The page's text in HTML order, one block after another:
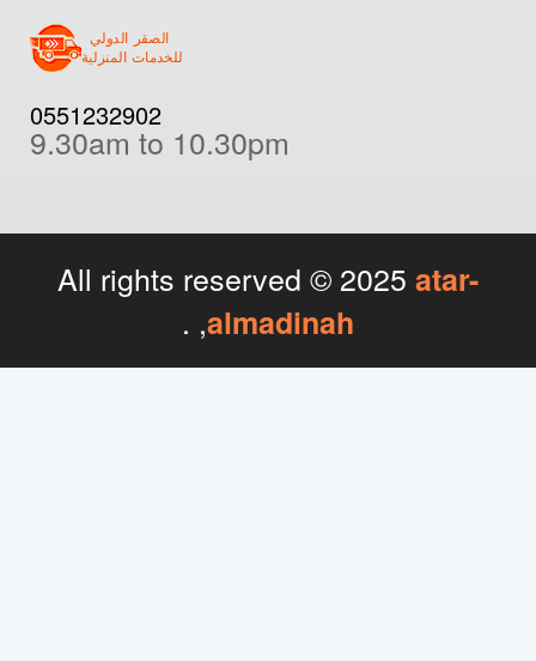
0551232902
9.30am to 10.30pm
All rights reserved © 2025atar-
almadinah
, .